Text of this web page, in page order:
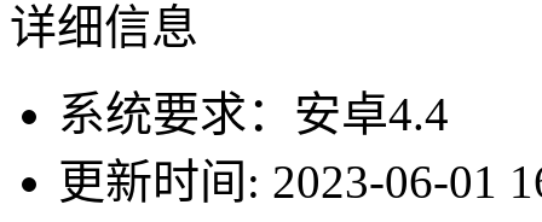
详细信息
系统要求：安卓4.4
更新时间: 2023-06-01